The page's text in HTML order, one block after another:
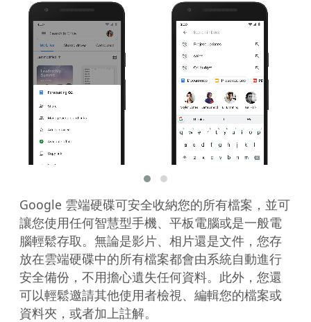
Google 雲端硬碟可安全收納您的所有檔案，並可
讓您使用任何智慧型手機、平板電腦或是一般電
腦輕鬆存取。無論是影片、相片還是文件，您存
放在雲端硬碟中的所有檔案都會由系統自動進行
安全備份，不用擔心遺失任何資料。此外，您還
可以輕鬆邀請其他使用者檢視、編輯您的檔案或
資料夾，或者加上註解。